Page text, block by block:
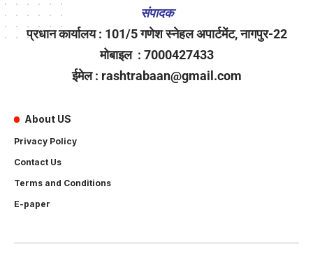
संपादक
प्रधान कार्यालय : 101/5 गणेश स्नेहल अपार्टमेंट, नागपुर-22
मोबाइल : 7000427433
ईमेल : rashtrabaan@gmail.com
About US
Privacy Policy
Contact Us
Terms and Conditions
E-paper